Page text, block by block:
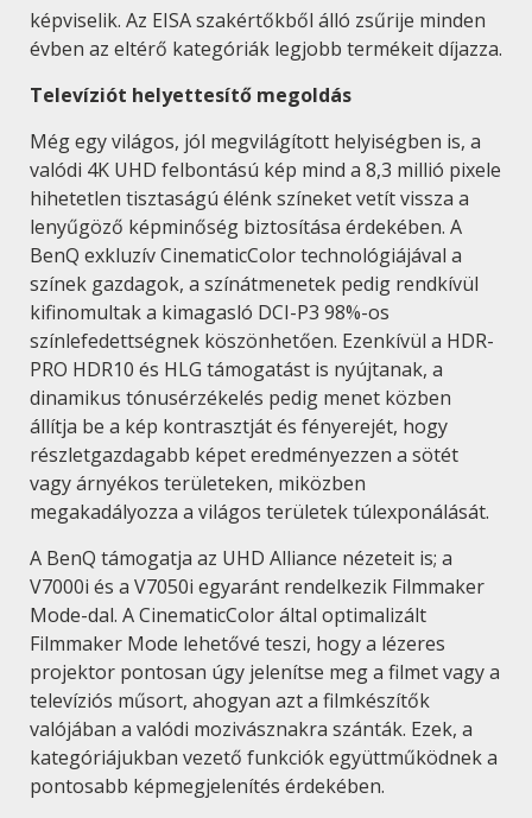
képviselik. Az EISA szakértőkből álló zsűrije minden
évben az eltérő kategóriák legjobb termékeit díjazza.
Televíziót helyettesítő megoldás
Még egy világos, jól megvilágított helyiségben is, a
valódi 4K UHD felbontású kép mind a 8,3 millió pixele
hihetetlen tisztaságú élénk színeket vetít vissza a
lenyűgöző képminőség biztosítása érdekében. A
BenQ exkluzív CinematicColor technológiájával a
színek gazdagok, a színátmenetek pedig rendkívül
kifinomultak a kimagasló DCI-P3 98%-os
színlefedettségnek köszönhetően. Ezenkívül a HDR-
PRO HDR10 és HLG támogatást is nyújtanak, a
dinamikus tónusérzékelés pedig menet közben
állítja be a kép kontrasztját és fényerejét, hogy
részletgazdagabb képet eredményezzen a sötét
vagy árnyékos területeken, miközben
megakadályozza a világos területek túlexponálását.
A BenQ támogatja az UHD Alliance nézeteit is; a
V7000i és a V7050i egyaránt rendelkezik Filmmaker
Mode-dal. A CinematicColor által optimalizált
Filmmaker Mode lehetővé teszi, hogy a lézeres
projektor pontosan úgy jelenítse meg a filmet vagy a
televíziós műsort, ahogyan azt a filmkészítők
valójában a valódi mozivásznakra szánták. Ezek, a
kategóriájukban vezető funkciók együttműködnek a
pontosabb képmegjelenítés érdekében.